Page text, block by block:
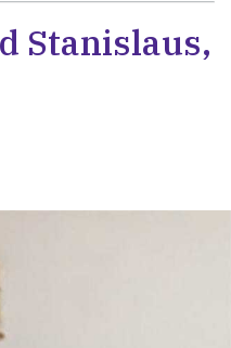
Stanislaus,